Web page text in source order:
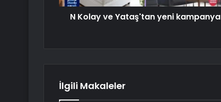
N Kolay ve Yataş'tan yeni kampanya
İlgili Makaleler